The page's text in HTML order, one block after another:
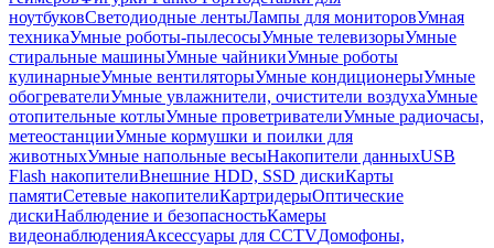
ноутбуковСветодиодные лентыЛампы для мониторовУмная
техникаУмные роботы-пылесосыУмные телевизорыУмные
стиральные машиныУмные чайникиУмные роботы
кулинарныеУмные вентиляторыУмные кондиционерыУмные
обогревателиУмные увлажнители, очистители воздухаУмные
отопительные котлыУмные проветривателиУмные радиочасы,
метеостанцииУмные кормушки и поилки для
животныхУмные напольные весыНакопители данныхUSB
Flash накопителиВнешние HDD, SSD дискиКарты
памятиСетевые накопителиКартридерыОптические
дискиНаблюдение и безопасностьКамеры
видеонаблюденияАксессуары для CCTVДомофоны,